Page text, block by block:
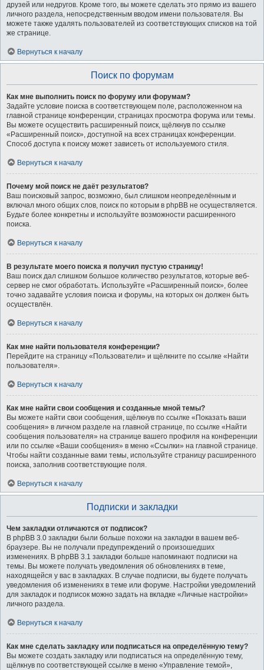
друзей или недругов. Кроме того, вы можете сделать это прямо из вашего
личного раздела, непосредственным вводом имени пользователя. Вы
можете также удалять пользователей из соответствующих списков на той
же странице.
Вернуться к началу
Поиск по форумам
Как мне выполнить поиск по форуму или форумам?
Задайте условие поиска в соответствующем поле, расположенном на
главной странице конференции, страницах просмотра форума или темы.
Вы можете осуществить расширенный поиск, щёлкнув по ссылке
«Расширенный поиск», доступной на всех страницах конференции.
Способ доступа к поиску может зависеть от используемого стиля.
Вернуться к началу
Почему мой поиск не даёт результатов?
Ваш поисковый запрос, возможно, был слишком неопределённым и
включал много общих слов, поиск по которым в phpBB не осуществляется.
Будьте более конкретны и используйте возможности расширенного
поиска.
Вернуться к началу
В результате моего поиска я получил пустую страницу!
Ваш поиск дал слишком большое количество результатов, которые веб-
сервер не смог обработать. Используйте «Расширенный поиск», более
точно задавайте условия поиска и форумы, на которых он должен быть
осуществлён.
Вернуться к началу
Как мне найти пользователя конференции?
Перейдите на страницу «Пользователи» и щёлкните по ссылке «Найти
пользователя».
Вернуться к началу
Как мне найти свои сообщения и созданные мной темы?
Вы можете найти свои сообщения, щёлкнув по ссылке «Показать ваши
сообщения» в личном разделе на главной странице, по ссылке «Найти
сообщения пользователя» на странице вашего профиля на конференции
или по ссылке «Ваши сообщения» в меню «Ссылки» на главной странице.
Чтобы найти созданные вами темы, используйте страницу расширенного
поиска, заполнив соответствующие поля.
Вернуться к началу
Подписки и закладки
Чем закладки отличаются от подписок?
В phpBB 3.0 закладки были больше похожи на закладки в вашем веб-
браузере. Вы не получали предупреждений о произошедших
изменениях. В phpBB 3.1 закладки больше напоминают подписки на
темы. Вы можете получать уведомления об обновлениях в теме,
находящейся у вас в закладках. В случае подписки, вы будете получать
уведомления об изменениях в теме или форуме. Настройки уведомлений
для закладок и подписок можно задать на вкладке «Личные настройки»
личного раздела.
Вернуться к началу
Как мне сделать закладку или подписаться на определённую тему?
Вы можете создать закладку или подписаться на определённую тему,
щёлкнув по соответствующей ссылке в меню «Управление темой»,